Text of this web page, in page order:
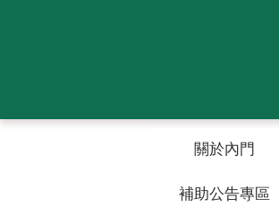
關於內門
補助公告專區